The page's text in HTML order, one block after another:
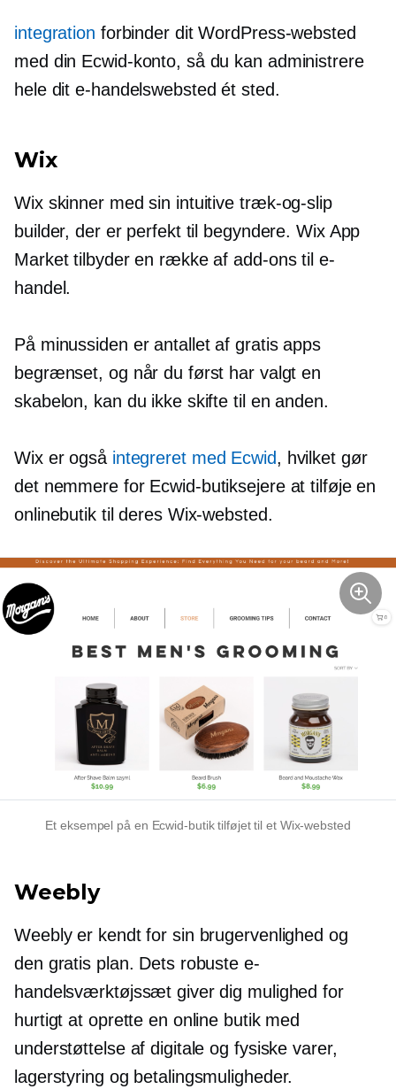
integration forbinder dit WordPress-websted
med din Ecwid-konto, så du kan administrere
hele dit e-handelswebsted ét sted.
Wix
Wix skinner med sin intuitive træk-og-slip
builder, der er perfekt til begyndere. Wix App
Market tilbyder en række afadd-onstil e-
handel.
På minussiden er antallet af gratis apps
begrænset, og når du først har valgt en
skabelon, kan du ikke skifte til en anden.
Wix er også integreret med Ecwid, hvilket gør
det nemmere for Ecwid-butiksejere at tilføje en
onlinebutik til deres Wix-websted.
Et eksempel på en Ecwid-butik tilføjet til et Wix-websted
Weebly
Weebly er kendt for sin brugervenlighed og
den gratis plan. Dets robuste e-
handelsværktøjssæt giver dig mulighed for
hurtigt at oprette en online butik med
understøttelse af digitale og fysiske varer,
lagerstyring og betalingsmuligheder.